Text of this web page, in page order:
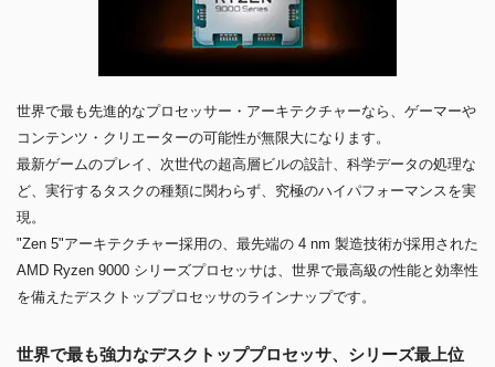
世界で最も先進的なプロセッサー・アーキテクチャーなら、ゲーマーや
コンテンツ・クリエーターの可能性が無限大になります。
最新ゲームのプレイ、次世代の超高層ビルの設計、科学データの処理な
ど、実行するタスクの種類に関わらず、究極のハイパフォーマンスを実
現。
"Zen 5"アーキテクチャー採用の、最先端の 4 nm 製造技術が採用された
AMD Ryzen 9000 シリーズプロセッサは、世界で最高級の性能と効率性
を備えたデスクトッププロセッサのラインナップです。
世界で最も強力なデスクトッププロセッサ、シリーズ最上位